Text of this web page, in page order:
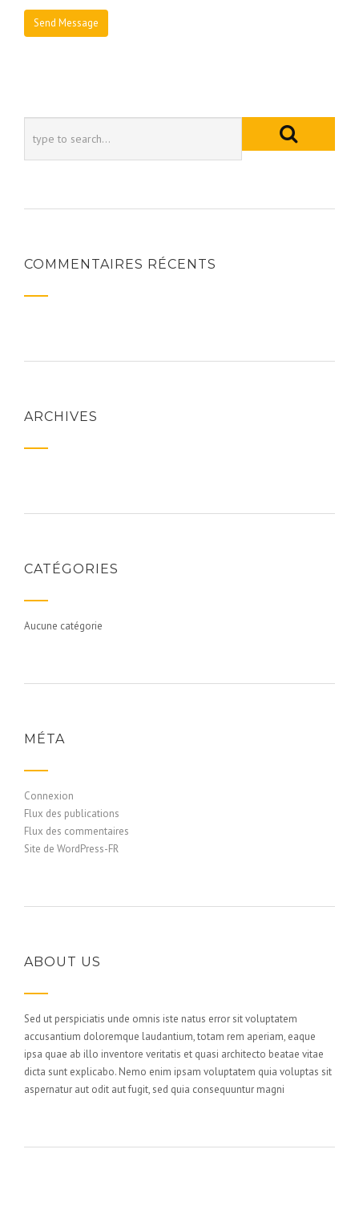
COMMENTAIRES RÉCENTS
ARCHIVES
CATÉGORIES
Aucune catégorie
MÉTA
Connexion
Flux des publications
Flux des commentaires
Site de WordPress-FR
ABOUT US
Sed ut perspiciatis unde omnis iste natus error sit voluptatem
accusantium doloremque laudantium, totam rem aperiam, eaque
ipsa quae ab illo inventore veritatis et quasi architecto beatae vitae
dicta sunt explicabo. Nemo enim ipsam voluptatem quia voluptas sit
aspernatur aut odit aut fugit, sed quia consequuntur magni